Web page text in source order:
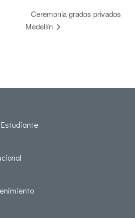
Ceremonia grados privados
Medellín